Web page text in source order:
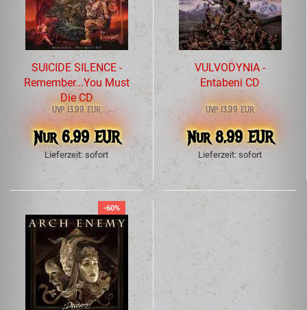
SUICIDE SILENCE -
Remember...You Must
Die CD
UVP 13,99 EUR
Nur 6,99 EUR
Lieferzeit: sofort
VULVODYNIA -
Entabeni CD
UVP 13,99 EUR
Nur 8,99 EUR
Lieferzeit: sofort
-60%